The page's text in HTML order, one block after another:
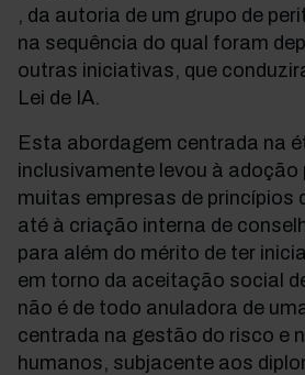
, da autoria de um grupo de
na sequência do qual foram
outras iniciativas, que
Lei de IA.
Esta abordagem centrada na
inclusivamente levou à adoção
muitas empresas de princípios
até à criação interna de
para além do mérito de ter
em torno da aceitação social
não é de todo anuladora de
centrada na gestão do risco e
humanos, subjacente aos